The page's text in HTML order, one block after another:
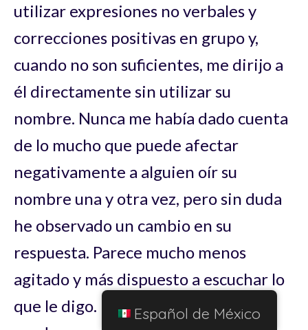
utilizar expresiones no verbales y
correcciones positivas en grupo y,
cuando no son suficientes, me dirijo a
él directamente sin utilizar su
nombre. Nunca me había dado cuenta
de lo mucho que puede afectar
negativamente a alguien oír su
nombre una y otra vez, pero sin duda
he observado un cambio en su
respuesta. Parece mucho menos
agitado y más dispuesto a escuchar lo
que le digo. Este cambio también
Español de México